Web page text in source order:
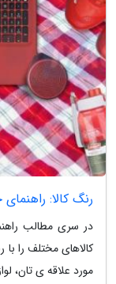
رنگ کالا:
در سری مطالب
کالاهای مختلف را
مورد علاقه ی تان،